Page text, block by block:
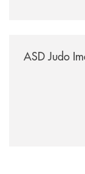
ASD Judo